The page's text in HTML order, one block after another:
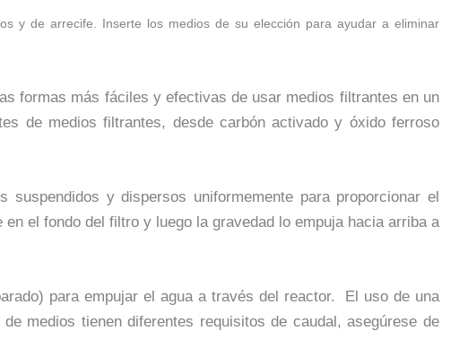
y de arrecife. Inserte los medios de su elección para ayudar a eliminar
formas más fáciles y efectivas de usar medios filtrantes en un
de medios filtrantes, desde carbón activado y óxido ferroso
y dispersos uniformemente para proporcionar el
el fondo del filtro y luego la gravedad lo empuja hacia arriba a
para empujar el agua a través del reactor. El uso de una
medios tienen diferentes requisitos de caudal, asegúrese de